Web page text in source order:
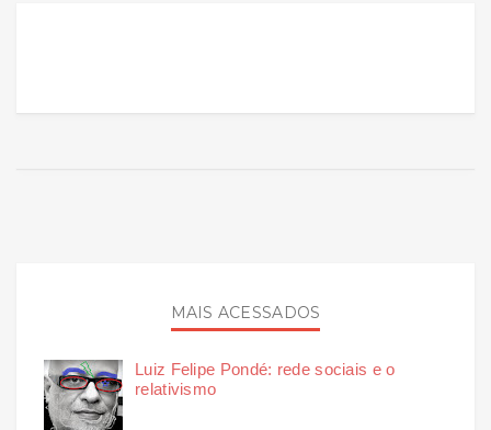
MAIS ACESSADOS
Luiz Felipe Pondé: rede sociais e o
relativismo